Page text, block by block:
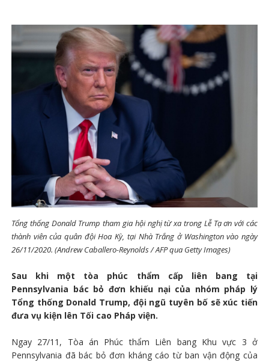
Tổng thống Donald Trump tham gia hội nghị từ xa trong Lễ Tạ ơn với các
thành viên của quân đội Hoa Kỳ, tại Nhà Trắng ở Washington vào ngày
26/11/2020. (Andrew Caballero-Reynolds / AFP qua Getty Images)
Sau khi một tòa phúc thẩm cấp liên bang tại
Pennsylvania bác bỏ đơn khiếu nại của nhóm pháp lý
Tổng thống Donald Trump, đội ngũ tuyên bố sẽ xúc tiến
đưa vụ kiện lên Tối cao Pháp viện.
Ngay 27/11, Tòa án Phúc thẩm Liên bang Khu vực 3 ở
Pennsylvania đã bác bỏ đơn kháng cáo từ ban vận động của